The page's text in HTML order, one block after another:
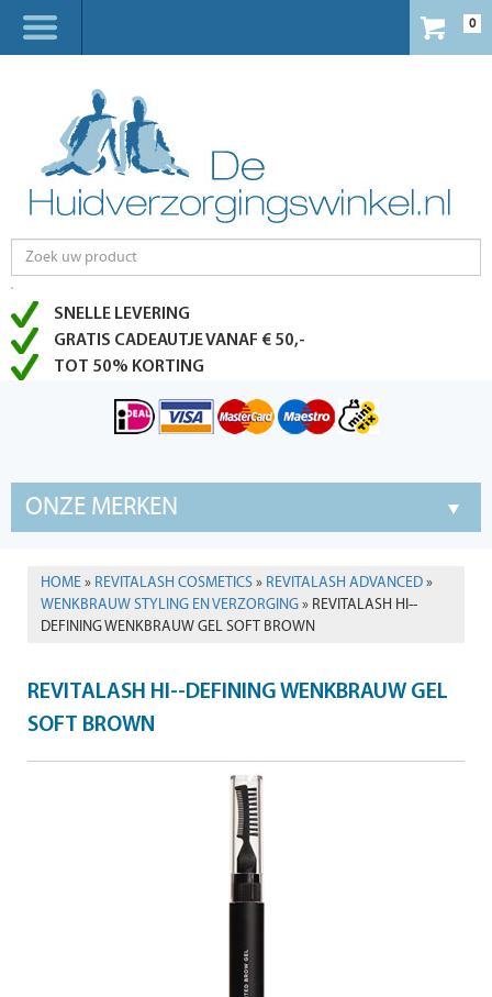
0
SNELLE LEVERING
GRATIS CADEAUTJE VANAF € 50,-
TOT 50% KORTING
ONZE MERKEN
HOME» REVITALASH COSMETICS» REVITALASH ADVANCED»
WENKBRAUW STYLING EN VERZORGING» REVITALASH HI--
DEFINING WENKBRAUW GEL SOFT BROWN
REVITALASH HI--DEFINING WENKBRAUW GEL
SOFT BROWN